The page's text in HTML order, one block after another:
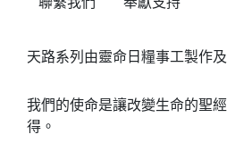
天路系列由靈命日糧事工製作
我們的使命是讓改變生命的聖
得。